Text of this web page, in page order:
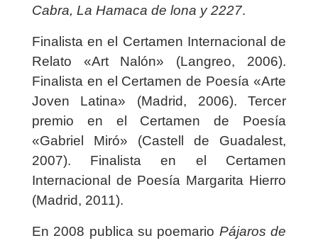
Cabra, La Hamaca de lona y 2227.
Finalista en el Certamen Internacional de
Relato «Art Nalón» (Langreo, 2006).
Finalista en el Certamen de Poesía «Arte
Joven Latina» (Madrid, 2006). Tercer
premio en el Certamen de Poesía
«Gabriel Miró» (Castell de Guadalest,
2007). Finalista en el Certamen
Internacional de Poesía Margarita Hierro
(Madrid, 2011).
En 2008 publica su poemario Pájaros de